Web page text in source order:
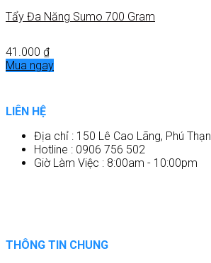
Tẩy Đa Năng Sumo 700 Gram
41.000 ₫
Mua ngay
LIÊN HỆ
Địa chỉ : 150 Lê Cao Lãng, Phú
Hotline : 0906 756 502
Giờ Làm Việc : 8:00am - 10:00pm
THÔNG TIN CHUNG